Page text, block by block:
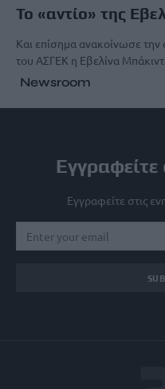
Το «αντίο» της
Και επίσημα ανακοίνωσε
του ΑΣΓΕΚ η Εβελίνα
Newsroom
Εγγραφείτε στις